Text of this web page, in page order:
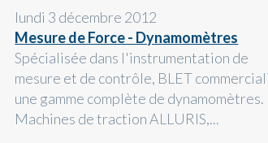
lundi 3 décembre 2012
Mesure de Force - Dynamomètres
Spécialisée dans l'instrumentation de
mesure et de contrôle, BLET
une gamme complète de dynamomètres.
Machines de traction ALLURIS,...